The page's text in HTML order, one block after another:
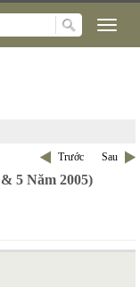
Trước Sau
5 Năm 2005)